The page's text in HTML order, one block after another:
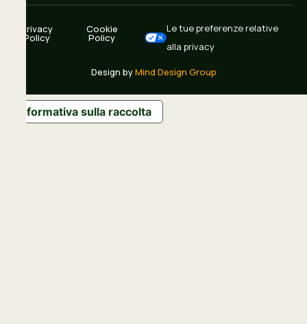
Design byMind Design Group
Privacy
Policy
Cookie
Policy
Le tue preferenze relative
alla privacy
Informativa sulla raccolta